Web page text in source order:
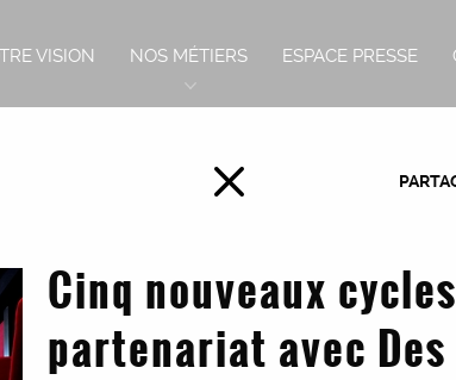
VISION NOS MÉTIERS ESPACE PRESSE
Cinq nouveaux
partenariat avec